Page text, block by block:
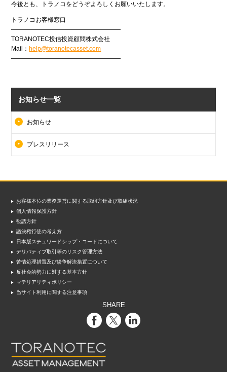
今後とも、トラノコをどうぞよろしくお願いいたします。
トラノコお客様窓口
――――――――――――――――――
TORANOTEC投信投資顧問株式会社
Mail： help@toranotecasset.com
――――――――――――――――――
お知らせ一覧
お知らせ
プレスリリース
お客様本位の業務運営に関する取組方針及び取組状況
個人情報保護方針
勧誘方針
議決権行使の考え方
日本版スチュワードシップ・コードについて
デリバティブ取引等のリスク管理方法
苦情処理措置及び紛争解決措置について
反社会的勢力に対する基本方針
マテリアリティポリシー
当サイト利用に関する注意事項
SHARE